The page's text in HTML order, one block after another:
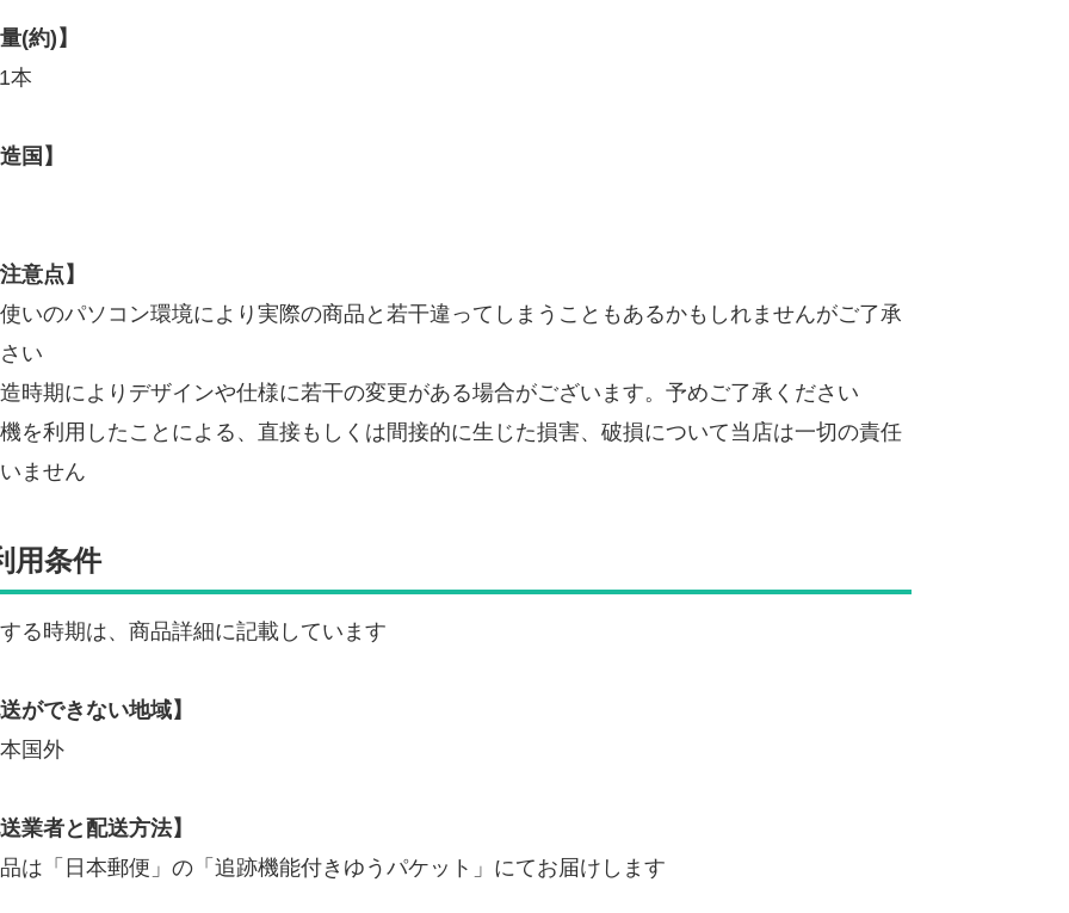
(約)】
本
国】
意点】
いのパソコン環境により実際の商品と若干違ってしまうこともあるかもしれませんがご了承
い
時期によりデザインや仕様に若干の変更がある場合がございます。予めご了承ください
を利用したことによる、直接もしくは間接的に生じた損害、破損について当店は一切の責任
ません
用条件
る時期は、商品詳細に記載しています
ができない地域】
国外
業者と配送方法】
は「日本郵便」の「追跡機能付きゆうパケット」にてお届けします